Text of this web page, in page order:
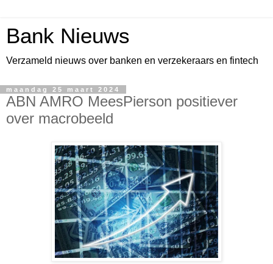
Bank Nieuws
Verzameld nieuws over banken en verzekeraars en fintech
maandag 25 maart 2024
ABN AMRO MeesPierson positiever
over macrobeeld